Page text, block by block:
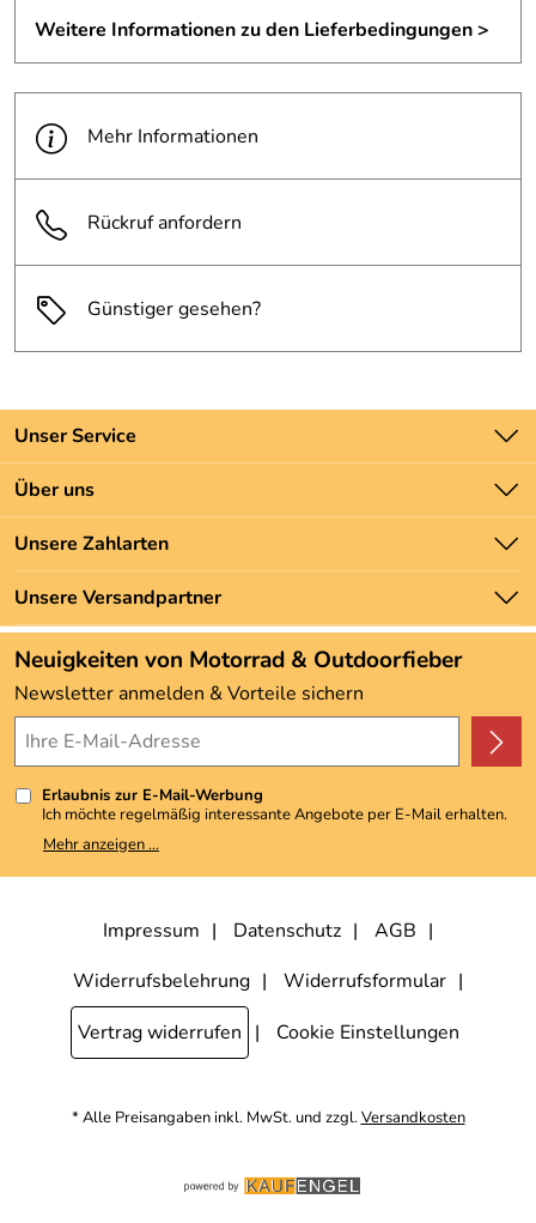
Weitere Informationen zu den Lieferbedingungen >
Mehr Informationen
Rückruf anfordern
Günstiger gesehen?
Unser Service
Kontakt
Batteriegesetz
Newsletter
Zahlung und Versand
Über uns
Unsere Bestseller
Marken
Neu
Angebote
Kundenbewertungen (3.493)
4,9/5*****
Unsere Zahlarten
Unsere Versandpartner
Neuigkeiten von Motorrad & Outdoorfieber
Newsletter anmelden & Vorteile sichern
Erlaubnis zur E-Mail-Werbung
Ich möchte regelmäßig interessante Angebote per E-Mail erhalten.
Meine E-Mail-Adresse wird nicht an andere Unternehmen
weitergegeben. Zu statistischen Zwecken wird in anonymer Form
kann ich jederzeit mit Wirkung für die Zukunft widerrufen, indem ich
den Link "Abmelden" am Ende des Newsletters anklicke. Die
Mehr anzeigen ...
Impressum Datenschutz
AGB
Widerrufsbelehrung
Widerrufsformular
Vertrag widerrufen
Cookie Einstellungen
* Alle Preisangaben inkl. MwSt. und zzgl.Versandkosten